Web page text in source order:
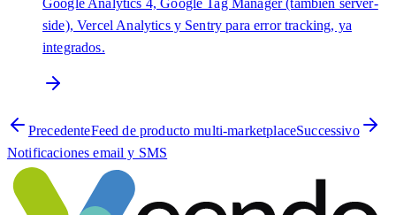
side), Vercel Analytics y Sentry para error tracking, ya
integrados.
PrecedenteFeed de producto multi-marketplaceSuccessivo
Notificaciones email y SMS